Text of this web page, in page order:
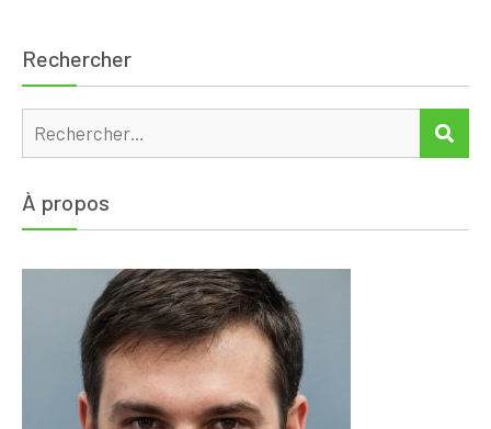
Rechercher
Rechercher :
À propos